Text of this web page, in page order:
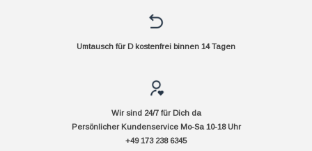
Umtausch für D kostenfrei binnen 14 Tagen
Wir sind 24/7 für Dich da
Persönlicher Kundenservice Mo-Sa 10-18 Uhr
+49 173 238 6345